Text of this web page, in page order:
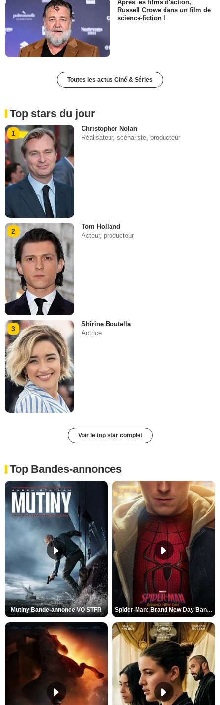
Après les films d'action,
Russell Crowe dans un film de
science-fiction !
Toutes les actus Ciné & Séries
Top stars du jour
1
Christopher Nolan
Réalisateur, scénariste, producteur
2
Tom Holland
Acteur, producteur
3
Shirine Boutella
Actrice
Voir le top star complet
Top Bandes-annonces
Mutiny Bande-annonce VO STFR Spider-Man: Brand New Day Bande-annonce VO STFR